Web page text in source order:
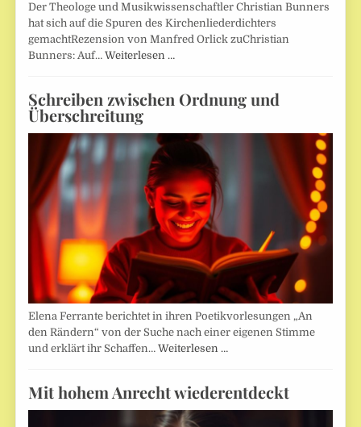
Der Theologe und Musikwissenschaftler Christian Bunners
hat sich auf die Spuren des Kirchenliederdichters
gemachtRezension von Manfred Orlick zuChristian
Bunners: Auf…Weiterlesen …
Schreiben zwischen Ordnung und
Überschreitung
Elena Ferrante berichtet in ihren Poetikvorlesungen „An
den Rändern“ von der Suche nach einer eigenen Stimme
und erklärt ihr Schaffen…Weiterlesen …
Mit hohem Anrecht wiederentdeckt